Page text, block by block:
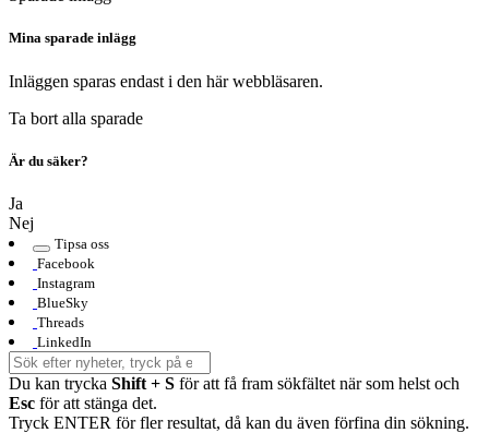
Mina sparade inlägg
Inläggen sparas endast i den här webbläsaren.
Ta bort alla sparade
Är du säker?
Ja
Nej
Tipsa oss
Facebook
Instagram
BlueSky
Threads
LinkedIn
Du kan trycka Shift + S för att få fram sökfältet när som helst och
Esc för att stänga det.
Tryck ENTER för fler resultat, då kan du även förfina din sökning.